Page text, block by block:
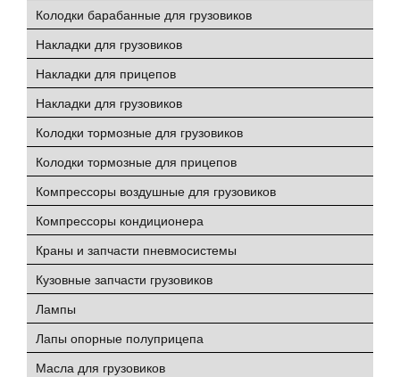
Колодки барабанные для грузовиков
Накладки для грузовиков
Накладки для прицепов
Накладки для грузовиков
Колодки тормозные для грузовиков
Колодки тормозные для прицепов
Компрессоры воздушные для грузовиков
Компрессоры кондиционера
Краны и запчасти пневмосистемы
Кузовные запчасти грузовиков
Лампы
Лапы опорные полуприцепа
Масла для грузовиков